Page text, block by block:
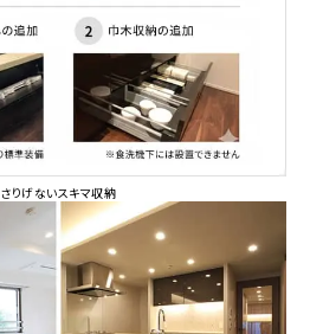
さりげないスキマ収納